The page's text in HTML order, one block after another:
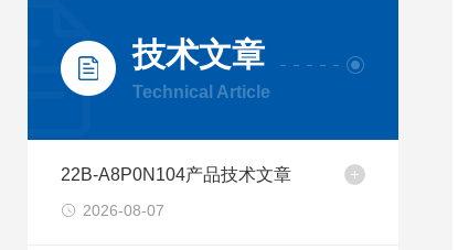
技术文章
Technical Article
22B-A8P0N104产品技术文章
2026-08-07